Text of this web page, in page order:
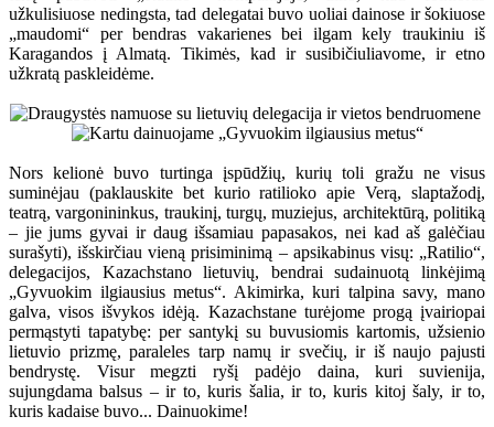
užkulisiuose nedingsta, tad delegatai buvo uoliai dainose ir šokiuose
„maudomi“ per bendras vakarienes bei ilgam kely traukiniu iš
Karagandos į Almatą. Tikimės, kad ir susibičiuliavome, ir etno
užkratą paskleidėme.
Nors kelionė buvo turtinga įspūdžių, kurių toli gražu ne visus
suminėjau (paklauskite bet kurio ratilioko apie Verą, slaptažodį,
teatrą, vargonininkus, traukinį, turgų, muziejus, architektūrą, politiką
– jie jums gyvai ir daug išsamiau papasakos, nei kad aš galėčiau
surašyti), išskirčiau vieną prisiminimą – apsikabinus visų: „Ratilio“,
delegacijos, Kazachstano lietuvių, bendrai sudainuotą linkėjimą
„Gyvuokim ilgiausius metus“. Akimirka, kuri talpina savy, mano
galva, visos išvykos idėją. Kazachstane turėjome progą įvairiopai
permąstyti tapatybę: per santykį su buvusiomis kartomis, užsienio
lietuvio prizmę, paraleles tarp namų ir svečių, ir iš naujo pajusti
bendrystę. Visur megzti ryšį padėjo daina, kuri suvienija,
sujungdama balsus – ir to, kuris šalia, ir to, kuris kitoj šaly, ir to,
kuris kadaise buvo... Dainuokime!